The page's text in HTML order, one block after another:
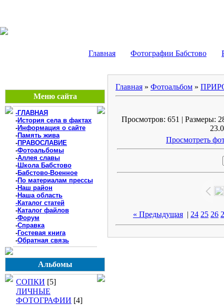
Главная Фотографии Бабстово
Меню сайта
-ГЛАВНАЯ
-История села в фактах
-Информация о сайте
-Память жива
-ПРАВОСЛАВИЕ
-Фотоальбомы
-Аллея славы
-Школа Бабстово
-Бабстово-Военное
-По материалам прессы
-Наш район
-Наша область
-Каталог статей
-Каталог файлов
-Форум
-Справка
-Гостевая книга
-Обратная связь
Альбомы
СОПКИ [5]
ЛИЧНЫЕ
ФОТОГРАФИИ [4]
Главная » Фотоальбом »
Просмотров: 651 | Размеры:
Просмотреть
« Предыдущая | 24 25 26